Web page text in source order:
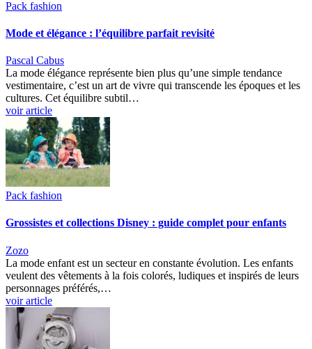
Pack fashion
Mode et élégance : l’équilibre parfait revisité
Pascal Cabus
La mode élégance représente bien plus qu’une simple tendance
vestimentaire, c’est un art de vivre qui transcende les époques et les
cultures. Cet équilibre subtil…
voir article
Pack fashion
Grossistes et collections Disney : guide complet pour enfants
Zozo
La mode enfant est un secteur en constante évolution. Les enfants
veulent des vêtements à la fois colorés, ludiques et inspirés de leurs
personnages préférés,…
voir article